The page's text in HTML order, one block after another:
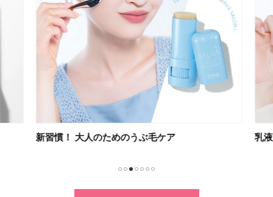
新習慣！ 大人のためのうぶ毛ケア 乳